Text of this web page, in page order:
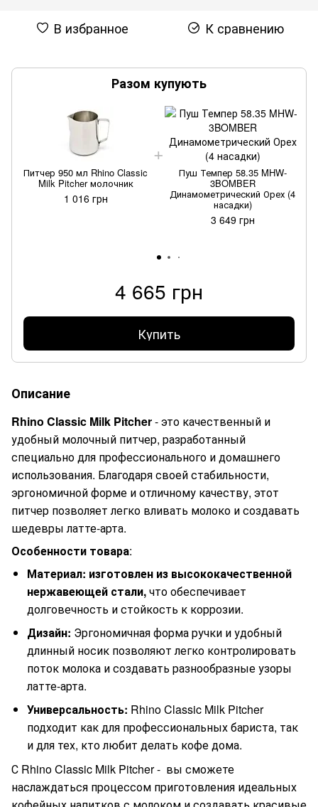
В избранное К сравнению
Разом купують
Питчер 950 мл Rhino Classic
Milk Pitcher молочник
1 016 грн
Пуш Темпер 58.35 MHW-
3BOMBER
Динамометрический Орех (4
насадки)
3 649 грн
4 665 грн
Купить
Описание
Rhino Classic Milk Pitcher- это качественный и
удобный молочный питчер, разработанный
специально для профессионального и домашнего
использования. Благодаря своей стабильности,
эргономичной форме и отличному качеству, этот
питчер позволяет легко вливать молоко и создавать
шедевры латте-арта.
Особенности товара:
Материал: изготовлен из высококачественной
нержавеющей стали,что обеспечивает
долговечность и стойкость к коррозии.
Дизайн: Эргономичная форма ручки и удобный
длинный носик позволяют легко контролировать
поток молока и создавать разнообразные узоры
латте-арта.
Универсальность: Rhino Classic Milk Pitcher
подходит как для профессиональных бариста, так
и для тех, кто любит делать кофе дома.
С Rhino Classic Milk Pitcher - вы сможете
наслаждаться процессом приготовления идеальных